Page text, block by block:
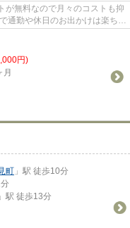
無料なので月々のコストも抑
通勤や休日のお出かけは楽ちん
円)
月
町 」駅 徒歩10分
」駅 徒歩13分